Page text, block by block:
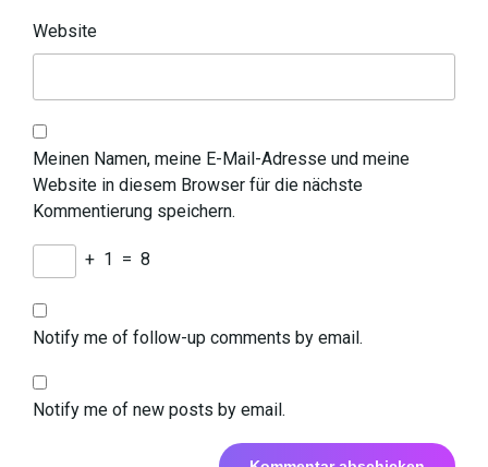
Website
Meinen Namen, meine E-Mail-Adresse und meine
Website in diesem Browser für die nächste
Kommentierung speichern.
+ 1 = 8
Notify me of follow-up comments by email.
Notify me of new posts by email.